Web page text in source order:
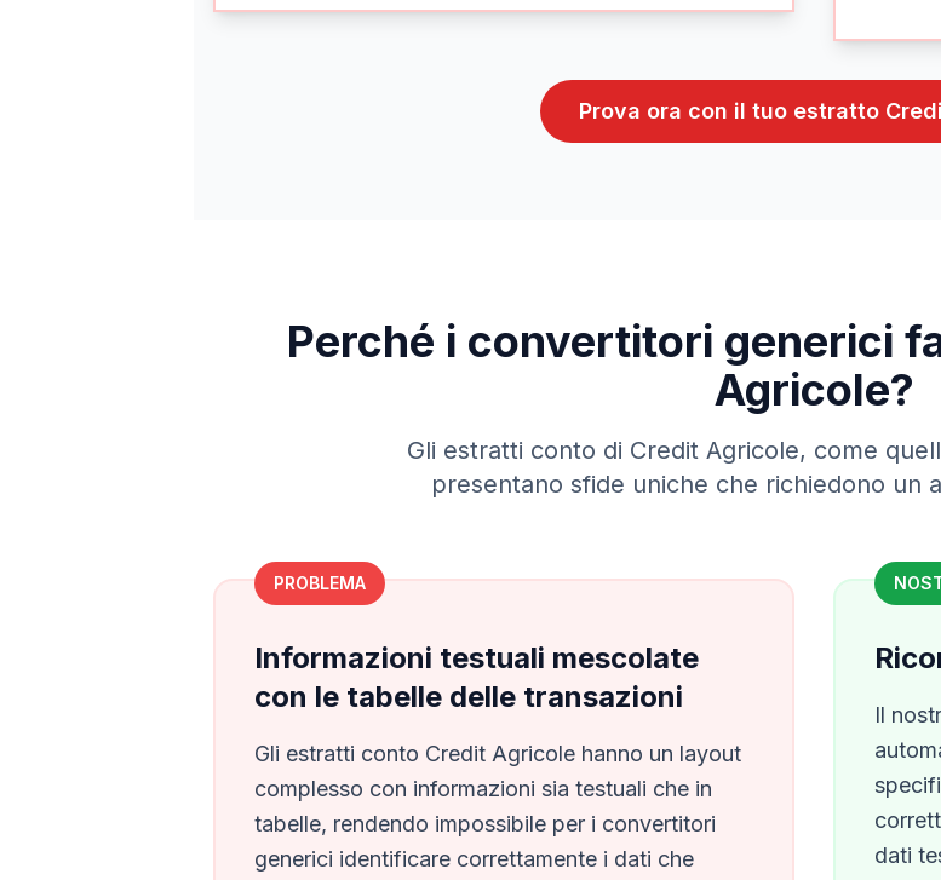
Prova ora con il tuo estratto
Perché i convertitori generici
Agricole?
Gli estratti conto di Credit Agricole, come
presentano sfide uniche che richiedono un
PROBLEMA
Informazioni testuali mescolate
con le tabelle delle transazioni
Gli estratti conto Credit Agricole hanno un layout
complesso con informazioni sia testuali che in
tabelle, rendendo impossibile per i convertitori
generici identificare correttamente i dati che
Il
dati